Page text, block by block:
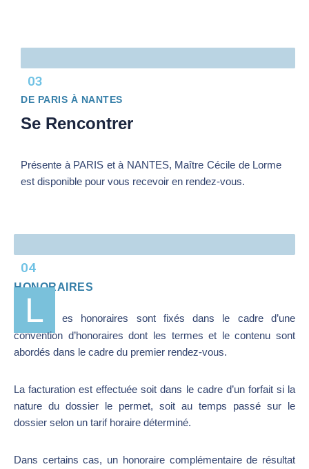
03
DE PARIS À NANTES
Se Rencontrer
Présente à PARIS et à NANTES, Maître Cécile de Lorme
est disponible pour vous recevoir en rendez-vous.
04
HONORAIRES
L
es honoraires sont fixés dans le cadre d’une
convention d’honoraires dont les termes et le contenu sont
abordés dans le cadre du premier rendez-vous.
La facturation est effectuée soit dans le cadre d’un forfait si la
nature du dossier le permet, soit au temps passé sur le
dossier selon un tarif horaire déterminé.
Dans certains cas, un honoraire complémentaire de résultat